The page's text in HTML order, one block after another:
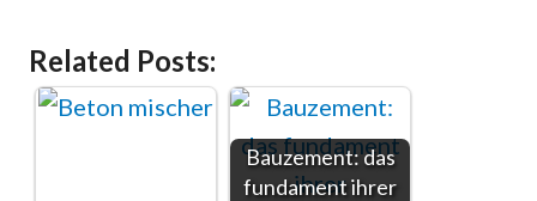
Related Posts:
Bauzement: das
fundament ihrer